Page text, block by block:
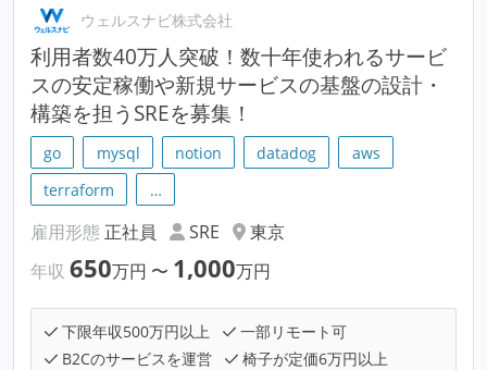
ウェルスナビ株式会社
利用者数40万人突破！数十年使われるサービ
スの安定稼働や新規サービスの基盤の設計・
構築を担うSREを募集！
go mysql notion datadog
aws
terraform
…
雇用形態 正社員 SRE
東京
年収 650万円 〜 1,000万円
下限年収500万円以上
一部リモート可
B2Cのサービスを運営
椅子が定価6万円以上